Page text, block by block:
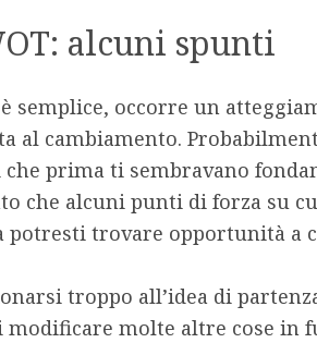
alcuni spunti
semplice, occorre un
al cambiamento.
prima ti sembravano
che alcuni punti di forza su
potresti trovare opportunità a
troppo all’idea di
modificare molte altre cose in